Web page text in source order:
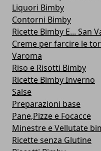
Liquori Bimby
Contorni Bimby
Ricette Bimby E... San
Creme per farcire le
Varoma
Riso e Risotti Bimby
Ricette Bimby Inverno
Salse
Preparazioni base
Pane,Pizze e Focacce
Minestre e Vellutate
Ricette senza Glutine